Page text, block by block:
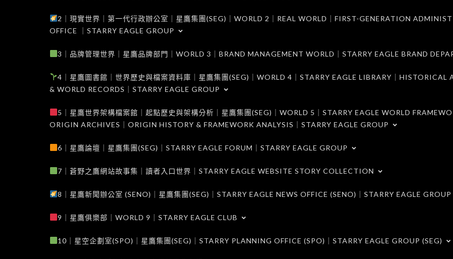
2｜現實世界｜第一代行政辦公室｜星鷹集團(SEG)｜WORLD 2｜REAL WORLD｜FIRST-GENERATION
OFFICE ｜STARRY EAGLE GROUP
3｜品牌管理世界｜星鷹品牌部門｜WORLD 3｜BRAND MANAGEMENT WORLD｜STARRY EAGLE BRAND
4｜星鷹圖書館｜世界歷史與檔案資料庫｜星鷹集團(SEG)｜WORLD 4｜STARRY EAGLE LIBRARY｜HISTORICAL
& WORLD RECORDS｜STARRY EAGLE GROUP
5｜星鷹世界架構檔案館｜起點歷史與架構分析｜星鷹集團(SEG)｜WORLD 5｜STARRY EAGLE WORLD
ORIGIN ARCHIVES｜ORIGIN HISTORY & FRAMEWORK ANALYSIS｜STARRY EAGLE GROUP
6｜星鷹論壇｜星鷹集團(SEG)｜STARRY EAGLE FORUM｜STARRY EAGLE GROUP
7｜蒼野之鷹網站故事集｜讀者入口世界｜STARRY EAGLE WEBSITE STORY COLLECTION
8｜星鷹新聞辦公室 (SENO)｜星鷹集團(SEG)｜STARRY EAGLE NEWS OFFICE (SENO)｜STARRY EAGLE GROUP
9｜星鷹俱樂部｜WORLD 9｜STARRY EAGLE CLUB
10｜星空企劃室(SPO)｜星鷹集團(SEG)｜STARRY PLANNING OFFICE (SPO)｜STARRY EAGLE GROUP (SEG)